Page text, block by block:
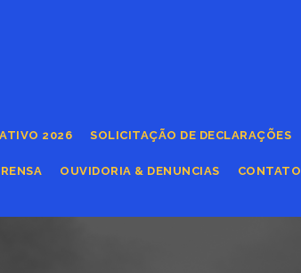
2026 SOLICITAÇÃO DE DECLARAÇÕES
OUVIDORIA & DENUNCIAS CONTATO